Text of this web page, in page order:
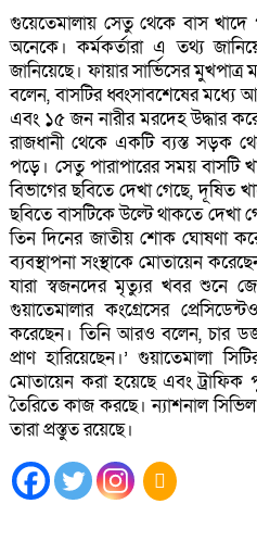
গুয়েতেমালায় সেতু থেকে বাস
অনেকে। কর্মকর্তারা এ তথ্য
জানিয়েছে। ফায়ার সার্ভিসের
বলেন, বাসটির ধ্বংসাবশেষের
এবং ১৫ জন নারীর মরদেহ উদ্ধার
রাজধানী থেকে একটি ব্যস্ত সড়ক
পড়ে। সেতু পারাপারের সময় বাসটি
বিভাগের ছবিতে দেখা গেছে, দূষিত
ছবিতে বাসটিকে উল্টে থাকতে দেখা
তিন দিনের জাতীয় শোক ঘোষণা
ব্যবস্থাপনা সংস্থাকে মোতায়েন
যারা স্বজনদের মৃত্যুর খবর শুনে
গুয়াতেমালার কংগ্রেসের
করেছেন। তিনি আরও বলেন, চার
প্রাণ হারিয়েছেন।’ গুয়াতেমালা
মোতায়েন করা হয়েছে এবং
তৈরিতে কাজ করছে। ন্যাশনাল
তারা প্রস্তুত রয়েছে।